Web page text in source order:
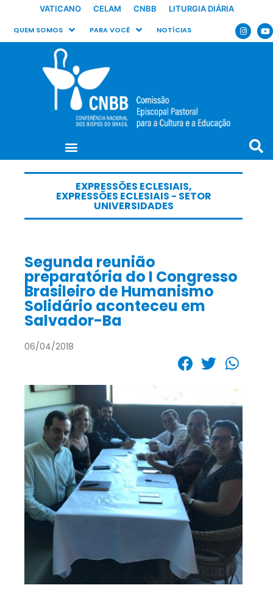
VATICANO CELAM CNBB LITURGIA DIÁRIA
QUEM SOMOS PARA VOCÊ NOTÍCIAS
EXPRESSÕES ECLESIAIS,
EXPRESSÕES ECLESIAIS - SETOR
UNIVERSIDADES
Segunda reunião
preparatória do I Congresso
Brasileiro de Humanismo
Solidário aconteceu em
Salvador-Ba
06/04/2018